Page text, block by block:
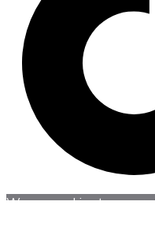
We use cookies to